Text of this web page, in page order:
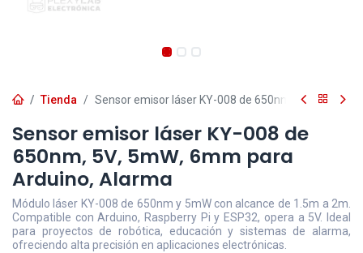
Tienda Sensor emisor láser KY-008 de 650nm, 5V, 5mW,
Sensor emisor láser KY-008 de
650nm, 5V, 5mW, 6mm para
Arduino, Alarma
Módulo láser KY-008 de 650nm y 5mW con alcance de 1.5m a 2m.
Compatible con Arduino, Raspberry Pi y ESP32, opera a 5V. Ideal
para proyectos de robótica, educación y sistemas de alarma,
ofreciendo alta precisión en aplicaciones electrónicas.